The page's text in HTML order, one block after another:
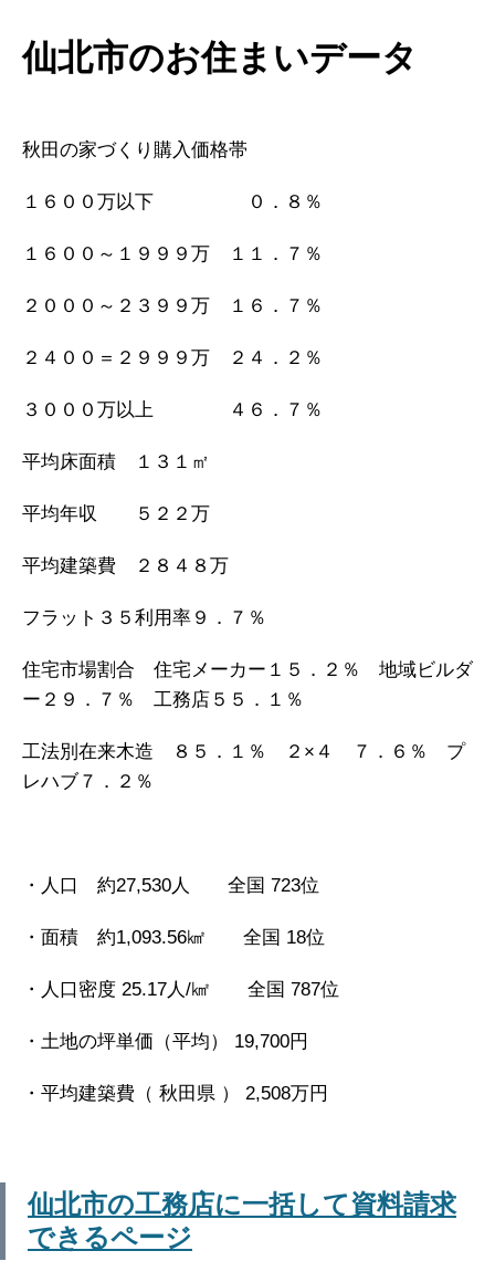
仙北市のお住まいデータ
秋田の家づくり購入価格帯
１６００万以下 ０．８％
１６００～１９９９万 １１．７％
２０００～２３９９万 １６．７％
２４００＝２９９９万 ２４．２％
３０００万以上 ４６．７％
平均床面積 １３１㎡
平均年収 ５２２万
平均建築費 ２８４８万
フラット３５利用率９．７％
住宅市場割合 住宅メーカー１５．２％ 地域ビルダ
ー２９．７％ 工務店５５．１％
工法別在来木造 ８５．１％ ２×４ ７．６％ プ
レハブ７．２％
・人口 約27,530人 全国 723位
・面積 約1,093.56㎢ 全国 18位
・人口密度 25.17人/㎢ 全国 787位
・土地の坪単価（平均） 19,700円
・平均建築費（ 秋田県 ） 2,508万円
仙北市の工務店に一括して資料請求
できるページ